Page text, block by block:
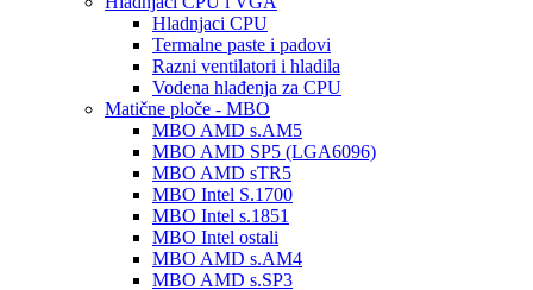
Hladnjaci CPU
Termalne paste i padovi
Razni ventilatori i hladila
Vodena hlađenja za CPU
Matične ploče - MBO
MBO AMD s.AM5
MBO AMD SP5 (LGA6096)
MBO AMD sTR5
MBO Intel S.1700
MBO Intel s.1851
MBO Intel ostali
MBO AMD s.AM4
MBO AMD s.SP3